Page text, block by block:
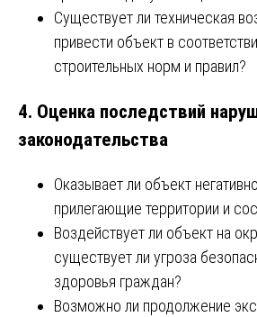
Существует ли техническая
привести объект в
строительных норм и правил?
4. Оценка последствий
законодательства
Оказывает ли объект
прилегающие территории и
Воздействует ли объект на
существует ли угроза
здоровья граждан?
Возможно ли продолжение